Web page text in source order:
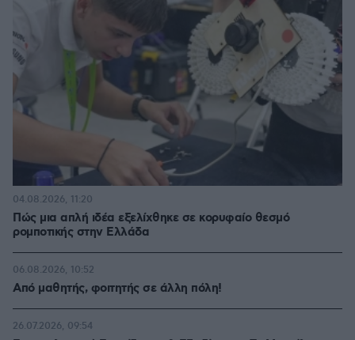
Πώς μια απλή ιδέα εξελίχθηκε σε κορυφαίο θεσμό
ρομποτικής στην Ελλάδα
04.08.2026, 11:20
Από μαθητής, φοιτητής σε άλλη πόλη!
06.08.2026, 10:52
26.07.2026, 09:54